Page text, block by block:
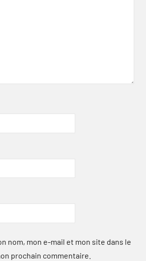
nom, mon e-mail et mon site dans le
prochain commentaire.